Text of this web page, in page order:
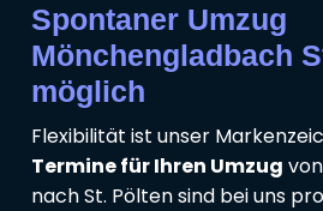
Spontaner Umzug
Mönchengladbach
möglich
Flexibilität ist unser
Termine für Ihren Umzug
nach St. Pölten sind bei uns